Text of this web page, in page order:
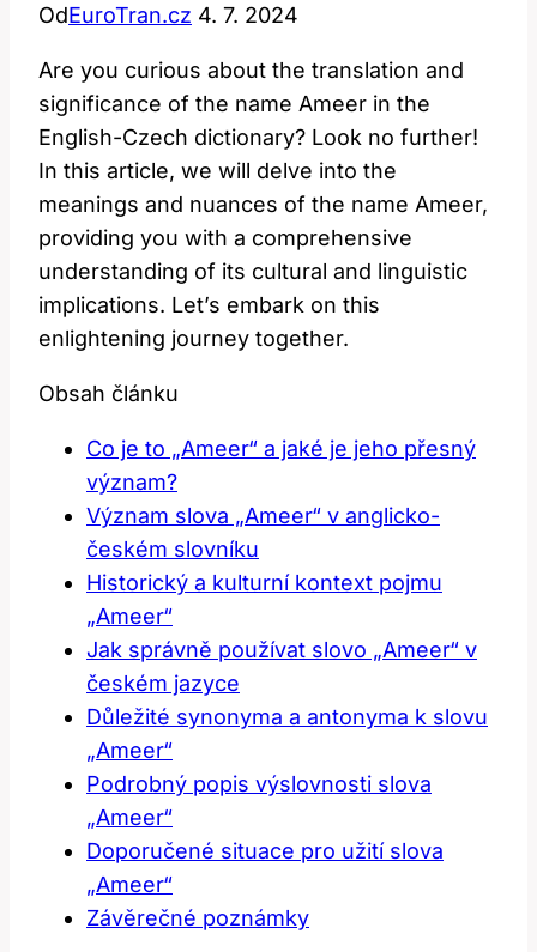
OdEuroTran.cz 4. 7. 2024
Are you curious about the⁤ translation and​
significance of⁢ the name Ameer in the
English-Czech dictionary? Look no ​further!
In this ‍article,⁢ we will ⁢delve into ‍the
meanings and nuances of the name Ameer,
providing you with a comprehensive
understanding ‌of its cultural and‍ linguistic
implications. Let’s embark on this
enlightening journey together.
Obsah článku
Co je to „Ameer“ a⁢ jaké je⁣ jeho ⁣přesný
význam?
Význam slova „Ameer“ v anglicko-
českém slovníku
Historický ‌a‍ kulturní kontext ‍pojmu
„Ameer“
Jak⁣ správně ​používat slovo „Ameer“​ v
českém jazyce
Důležité synonyma a antonyma​ k slovu
„Ameer“
Podrobný popis výslovnosti slova
„Ameer“
Doporučené situace⁣ pro užití⁤ slova
„Ameer“
Závěrečné poznámky